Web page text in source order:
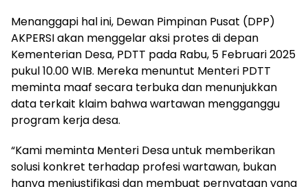
Menanggapi hal ini, Dewan Pimpinan Pusat (DPP)
AKPERSI akan menggelar aksi protes di depan
Kementerian Desa, PDTT pada Rabu, 5 Februari 2025
pukul 10.00 WIB. Mereka menuntut Menteri PDTT
meminta maaf secara terbuka dan menunjukkan
data terkait klaim bahwa wartawan mengganggu
program kerja desa.
“Kami meminta Menteri Desa untuk memberikan
solusi konkret terhadap profesi wartawan, bukan
hanya menjustifikasi dan membuat pernyataan yang